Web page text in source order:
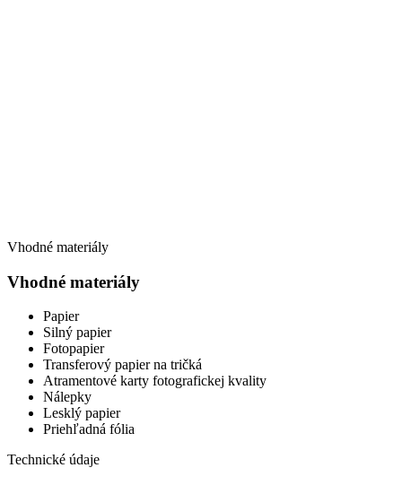
Vhodné materiály
Vhodné materiály
Papier
Silný papier
Fotopapier
Transferový papier na tričká
Atramentové karty fotografickej kvality
Nálepky
Lesklý papier
Priehľadná fólia
Technické údaje